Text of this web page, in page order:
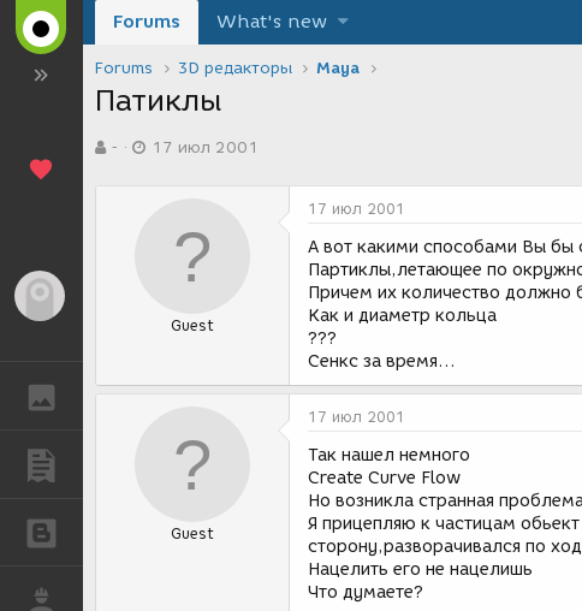
ПУБЛИКАЦИИ
Forums What's new
Forums 3D редакторы Maya
Патиклы
в-
а
17 июл 2001
Guest
17 июл 2001
А вот какими способами Вы бы
Партиклы,летающее по
Причем их количество должно
Как и диаметр кольца
???
Сенкс за время...
Guest
17 июл 2001
Так нашел немного
Create Curve Flow
Но возникла странная
Я прицепляю к частицам
сторону,разворачивался по
Нацелить его не нацелишь
Что думаете?